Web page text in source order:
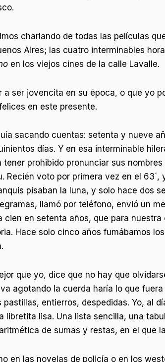
charlando de todas las películas
Aires; las cuatro interminables
en los viejos cines de la calle Lavalle.
ser jovencita en su época, o que yo
en este presente.
sacando cuentas: setenta y nueve
días. Y en esa interminable
tener prohibido pronunciar sus
Recién voto por primera vez en el 63´,
pisaban la luna, y solo hace dos
llamó por teléfono, envió un
cien en setenta años, que para
Hace solo cinco años fumábamos
que yo, dice que no hay que
agotando la cuerda haría lo que
entierros, despedidas. Yo, al
libretita lisa. Una lista sencilla, una
de sumas y restas, en el que
en las novelas de policía o en los